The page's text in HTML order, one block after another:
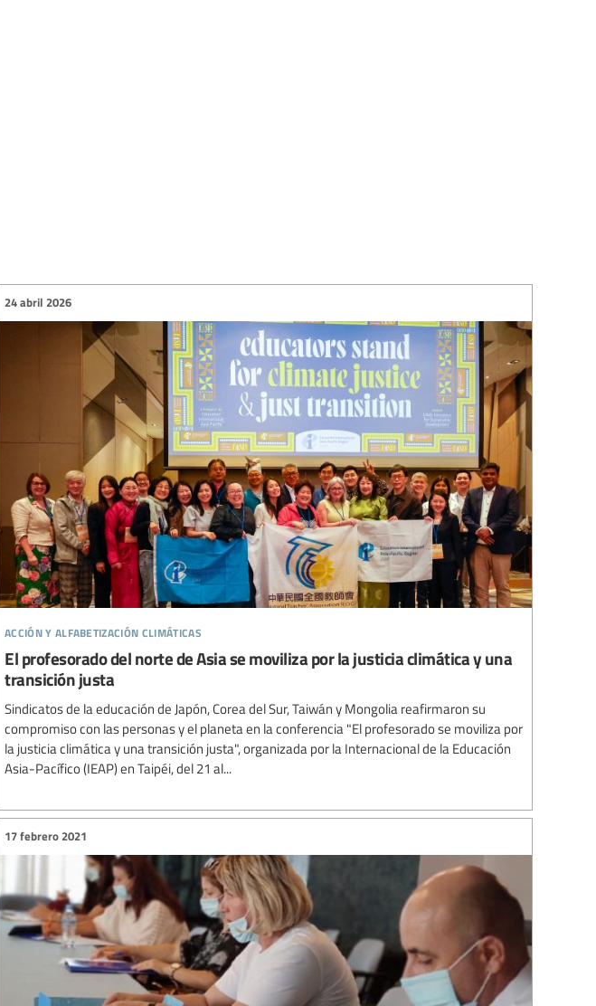
acción y alfabetización climáticas
24 abril 2026
El profesorado del norte de Asia se moviliza por la justicia climática y una
transición justa
Sindicatos de la educación de Japón, Corea del Sur, Taiwán y Mongolia reafirmaron su
compromiso con las personas y el planeta en la conferencia "El profesorado se moviliza por
la justicia climática y una transición justa", organizada por la Internacional de la Educación
Asia-Pacífico (IEAP) en Taipéi, del 21 al...
17 febrero 2021